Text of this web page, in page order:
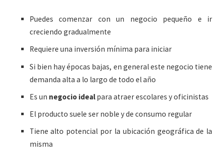
Puedes comenzar con un negocio pequeño e ir
creciendo gradualmente
Requiere una inversión mínima para iniciar
Si bien hay épocas bajas, en general este negocio tiene
demanda alta a lo largo de todo el año
Es un negocio idealpara atraer escolares y oficinistas
El producto suele ser noble y de consumo regular
Tiene alto potencial por la ubicación geográfica de la
misma